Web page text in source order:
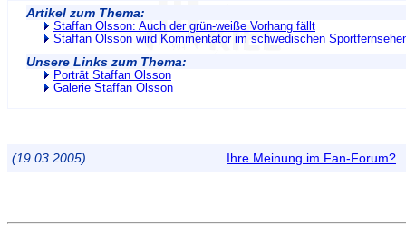
Artikel zum Thema:
Staffan Olsson: Auch der grün-weiße Vorhang fällt
Staffan Olsson wird Kommentator im schwedischen
Unsere Links zum Thema:
Porträt Staffan Olsson
Galerie Staffan Olsson
(19.03.2005) Ihre Meinung im Fan-Forum?